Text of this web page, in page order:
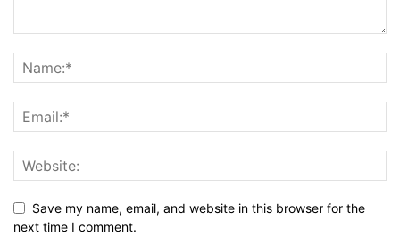
Save my name, email, and website in this browser for the
next time I comment.